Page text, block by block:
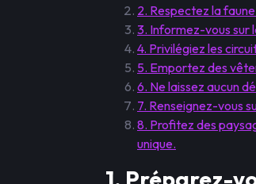
2. Respectez la
3. Informez-vous sur
4. Privilégiez les
5. Emportez des
6. Ne laissez aucun
7. Renseignez-vous
8. Profitez des
unique.